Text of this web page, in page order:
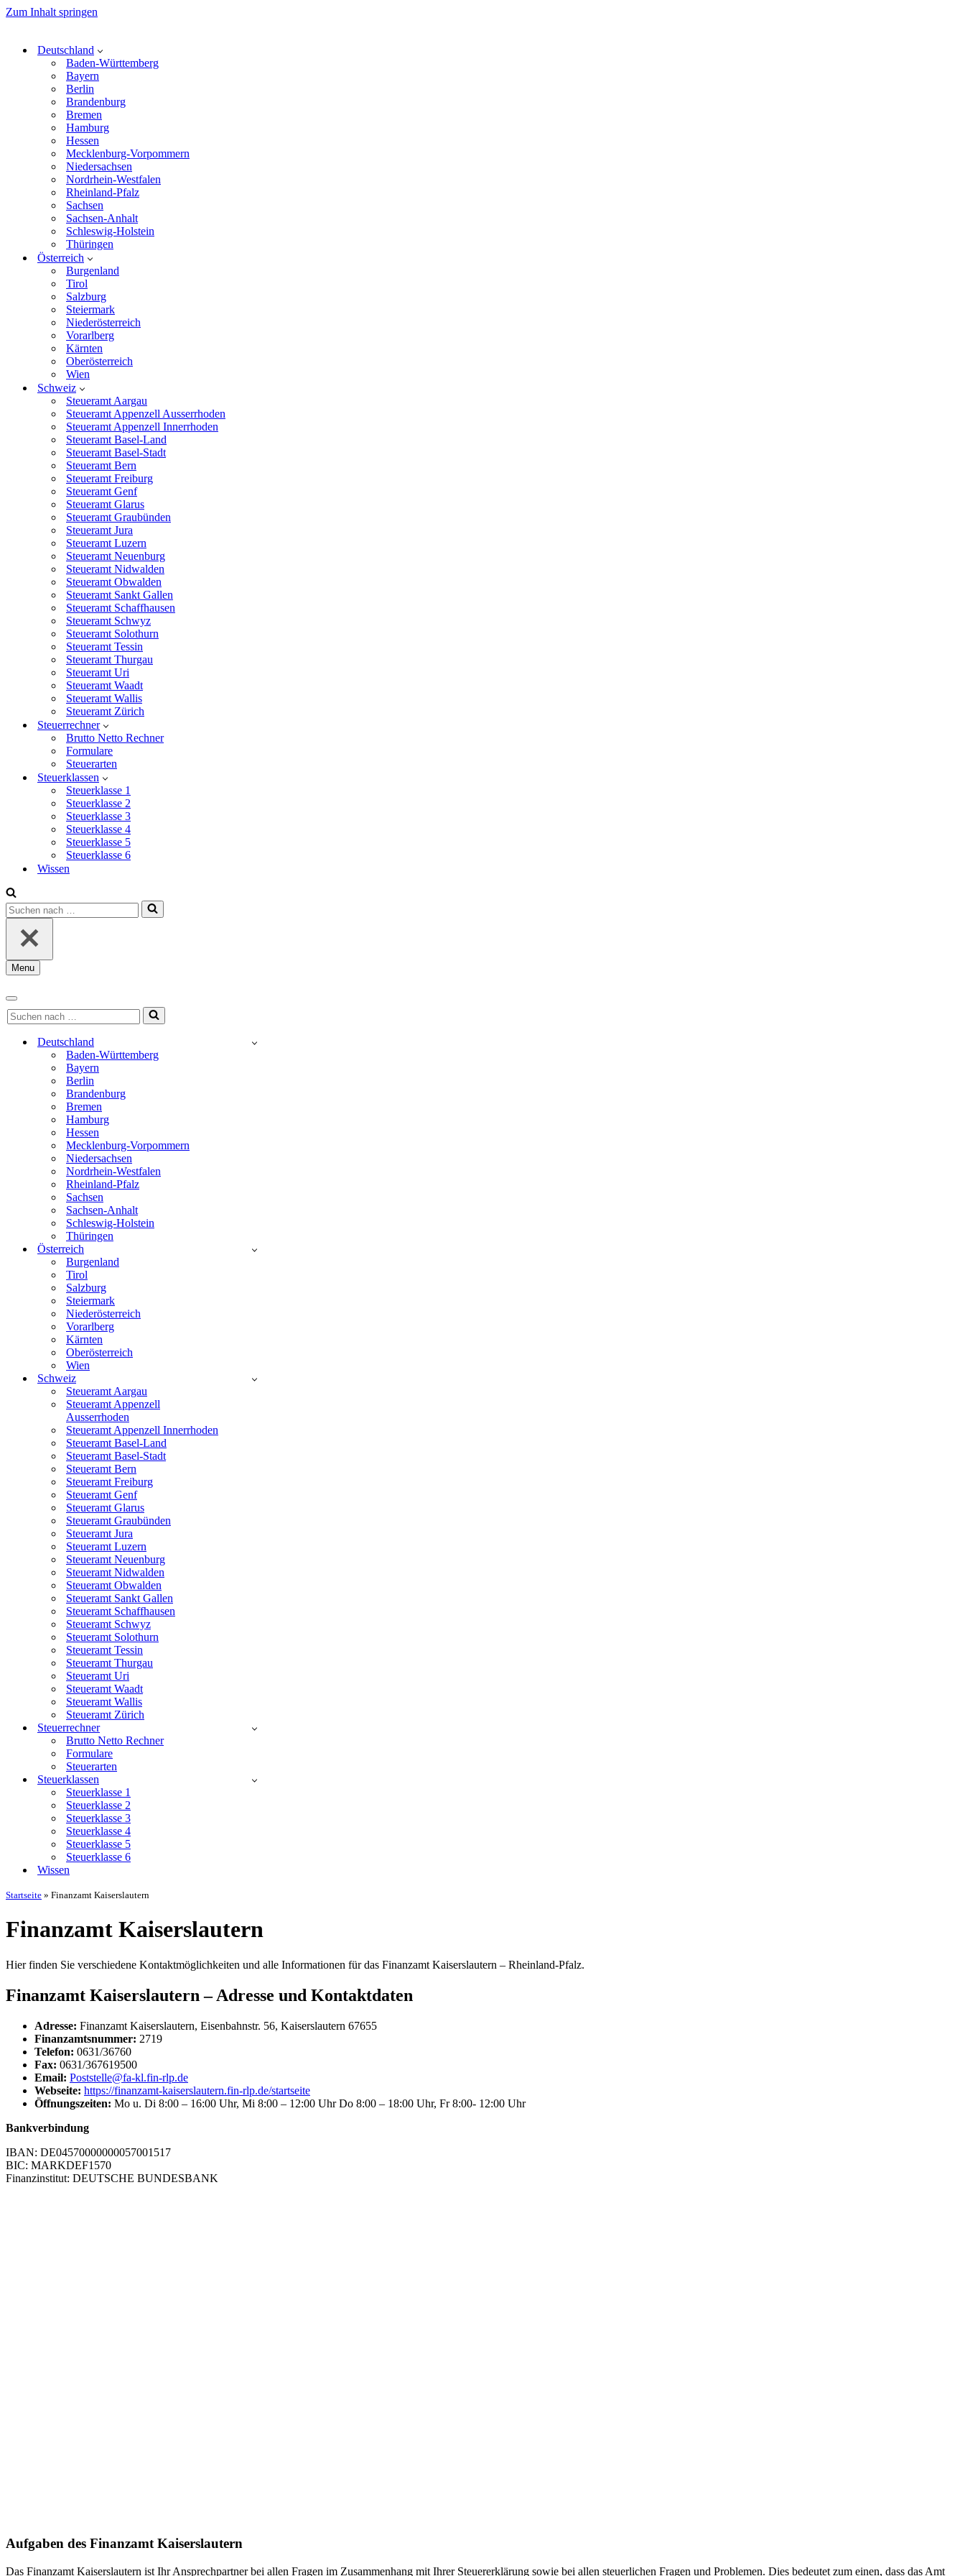
Zum Inhalt springen
Deutschland
Baden-Württemberg
Bayern
Berlin
Brandenburg
Bremen
Hamburg
Hessen
Mecklenburg-Vorpommern
Niedersachsen
Nordrhein-Westfalen
Rheinland-Pfalz
Sachsen
Sachsen-Anhalt
Schleswig-Holstein
Thüringen
Österreich
Burgenland
Tirol
Salzburg
Steiermark
Niederösterreich
Vorarlberg
Kärnten
Oberösterreich
Wien
Schweiz
Steueramt Aargau
Steueramt Appenzell Ausserrhoden
Steueramt Appenzell Innerrhoden
Steueramt Basel-Land
Steueramt Basel-Stadt
Steueramt Bern
Steueramt Freiburg
Steueramt Genf
Steueramt Glarus
Steueramt Graubünden
Steueramt Jura
Steueramt Luzern
Steueramt Neuenburg
Steueramt Nidwalden
Steueramt Obwalden
Steueramt Sankt Gallen
Steueramt Schaffhausen
Steueramt Schwyz
Steueramt Solothurn
Steueramt Tessin
Steueramt Thurgau
Steueramt Uri
Steueramt Waadt
Steueramt Wallis
Steueramt Zürich
Steuerrechner
Brutto Netto Rechner
Formulare
Steuerarten
Steuerklassen
Steuerklasse 1
Steuerklasse 2
Steuerklasse 3
Steuerklasse 4
Steuerklasse 5
Steuerklasse 6
Wissen
Suchen
nach …
Menu
Navigationsmenü
Navigationsmenü
Suchen
nach …
Deutschland
Baden-Württemberg
Bayern
Berlin
Brandenburg
Bremen
Hamburg
Hessen
Mecklenburg-Vorpommern
Niedersachsen
Nordrhein-Westfalen
Rheinland-Pfalz
Sachsen
Sachsen-Anhalt
Schleswig-Holstein
Thüringen
Österreich
Burgenland
Tirol
Salzburg
Steiermark
Niederösterreich
Vorarlberg
Kärnten
Oberösterreich
Wien
Schweiz
Steueramt Aargau
Steueramt Appenzell
Ausserrhoden
Steueramt Appenzell Innerrhoden
Steueramt Basel-Land
Steueramt Basel-Stadt
Steueramt Bern
Steueramt Freiburg
Steueramt Genf
Steueramt Glarus
Steueramt Graubünden
Steueramt Jura
Steueramt Luzern
Steueramt Neuenburg
Steueramt Nidwalden
Steueramt Obwalden
Steueramt Sankt Gallen
Steueramt Schaffhausen
Steueramt Schwyz
Steueramt Solothurn
Steueramt Tessin
Steueramt Thurgau
Steueramt Uri
Steueramt Waadt
Steueramt Wallis
Steueramt Zürich
Steuerrechner
Brutto Netto Rechner
Formulare
Steuerarten
Steuerklassen
Steuerklasse 1
Steuerklasse 2
Steuerklasse 3
Steuerklasse 4
Steuerklasse 5
Steuerklasse 6
Wissen
Startseite » Finanzamt Kaiserslautern
Finanzamt Kaiserslautern
Hier finden Sie verschiedene Kontaktmöglichkeiten und alle Informationen für das Finanzamt Kaiserslautern – Rheinland-Pfalz.
Finanzamt Kaiserslautern – Adresse und Kontaktdaten
Adresse: Finanzamt Kaiserslautern, Eisenbahnstr. 56, Kaiserslautern 67655
Finanzamtsnummer: 2719
Telefon: 0631/36760
Fax: 0631/367619500
Email: Poststelle@fa-kl.fin-rlp.de
Webseite: https://finanzamt-kaiserslautern.fin-rlp.de/startseite
Öffnungszeiten: Mo u. Di 8:00 – 16:00 Uhr, Mi 8:00 – 12:00 Uhr Do 8:00 – 18:00 Uhr, Fr 8:00- 12:00 Uhr
Bankverbindung
IBAN: DE04570000000057001517
BIC: MARKDEF1570
Finanzinstitut: DEUTSCHE BUNDESBANK
Aufgaben des Finanzamt Kaiserslautern
Das Finanzamt Kaiserslautern ist Ihr Ansprechpartner bei allen Fragen im Zusammenhang mit Ihrer Steuererklärung sowie bei allen steuerlichen Fragen und Problemen. Dies bedeutet zum einen, dass das Amt